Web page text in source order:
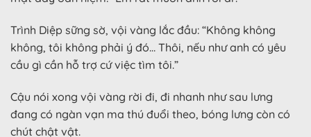
Trình Diệp sững sờ, vội vàng lắc đầu: “Không không
không, tôi không phải ý đó… Thôi, nếu như anh có yêu
cầu gì cần hỗ trợ cứ việc tìm tôi.”
Cậu nói xong vội vàng rời đi, đi nhanh như sau lưng
đang có ngàn vạn ma thú đuổi theo, bóng lưng còn có
chút chật vật.